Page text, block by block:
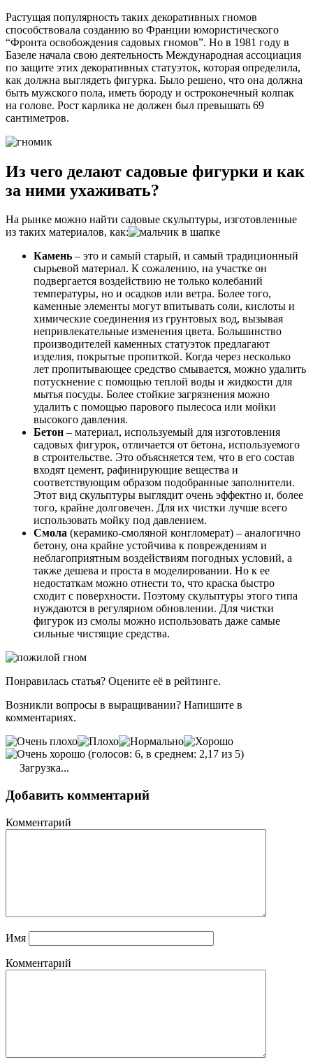
Растущая популярность таких декоративных гномов
способствовала созданию во Франции юмористического
“Фронта освобождения садовых гномов”. Но в 1981 году в
Базеле начала свою деятельность Международная ассоциация
по защите этих декоративных статуэток, которая определила,
как должна выглядеть фигурка. Было решено, что она должна
быть мужского пола, иметь бороду и остроконечный колпак
на голове. Рост карлика не должен был превышать 69
сантиметров.
Из чего делают садовые фигурки и как
за ними ухаживать?
На рынке можно найти садовые скульптуры, изготовленные
из таких материалов, как:
Камень – это и самый старый, и самый традиционный
сырьевой материал. К сожалению, на участке он
подвергается воздействию не только колебаний
температуры, но и осадков или ветра. Более того,
каменные элементы могут впитывать соли, кислоты и
химические соединения из грунтовых вод, вызывая
непривлекательные изменения цвета. Большинство
производителей каменных статуэток предлагают
изделия, покрытые пропиткой. Когда через несколько
лет пропитывающее средство смывается, можно удалить
потускнение с помощью теплой воды и жидкости для
мытья посуды. Более стойкие загрязнения можно
удалить с помощью парового пылесоса или мойки
высокого давления.
Бетон – материал, используемый для изготовления
садовых фигурок, отличается от бетона, используемого
в строительстве. Это объясняется тем, что в его состав
входят цемент, рафинирующие вещества и
соответствующим образом подобранные заполнители.
Этот вид скульптуры выглядит очень эффектно и, более
того, крайне долговечен. Для их чистки лучше всего
использовать мойку под давлением.
Смола (керамико-смоляной конгломерат) – аналогично
бетону, она крайне устойчива к повреждениям и
неблагоприятным воздействиям погодных условий, а
также дешева и проста в моделировании. Но к ее
недостаткам можно отнести то, что краска быстро
сходит с поверхности. Поэтому скульптуры этого типа
нуждаются в регулярном обновлении. Для чистки
фигурок из смолы можно использовать даже самые
сильные чистящие средства.
Понравилась статья? Оцените её в рейтинге.
Возникли вопросы в выращивании? Напишите в
комментариях.
(голосов: 6, в среднем: 2,17 из 5)
Загрузка...
Добавить комментарий
Комментарий
Имя
Комментарий